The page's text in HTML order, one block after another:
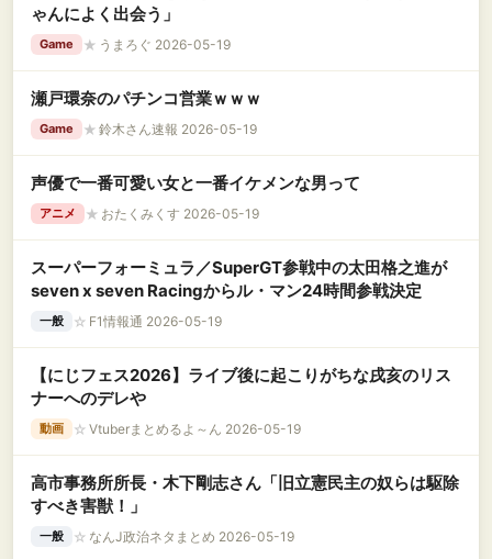
ゃんによく出会う」
Game ★ うまろぐ 2026-05-19
瀬戸環奈のパチンコ営業ｗｗｗ
Game ★ 鈴木さん速報 2026-05-19
声優で一番可愛い女と一番イケメンな男って
アニメ ★ おたくみくす 2026-05-19
スーパーフォーミュラ／SuperGT参戦中の太田格之進が
seven x seven Racingからル・マン24時間参戦決定
一般 ☆ F1情報通 2026-05-19
【にじフェス2026】ライブ後に起こりがちな戌亥のリス
ナーへのデレや
動画 ☆ Vtuberまとめるよ～ん 2026-05-19
高市事務所所長・木下剛志さん「旧立憲民主の奴らは駆除
すべき害獣！」
一般 ☆ なんJ政治ネタまとめ 2026-05-19